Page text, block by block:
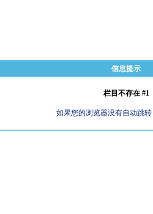
信息提示
栏目不存在 #1
如果您的浏览器没有自动跳